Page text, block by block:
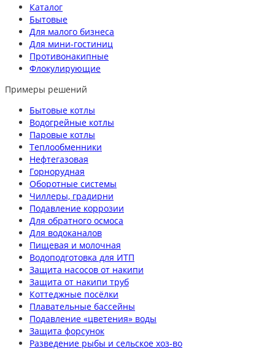
Каталог
Бытовые
Для малого бизнеса
Для мини-гостиниц
Противонакипные
Флокулирующие
Примеры решений
Бытовые котлы
Водогрейные котлы
Паровые котлы
Теплообменники
Нефтегазовая
Горнорудная
Оборотные системы
Чиллеры, градирни
Подавление коррозии
Для обратного осмоса
Для водоканалов
Пищевая и молочная
Водоподготовка для ИТП
Защита насосов от накипи
Защита от накипи труб
Коттеджные посёлки
Плавательные бассейны
Подавление «цветения» воды
Защита форсунок
Разведение рыбы и сельское хоз-во